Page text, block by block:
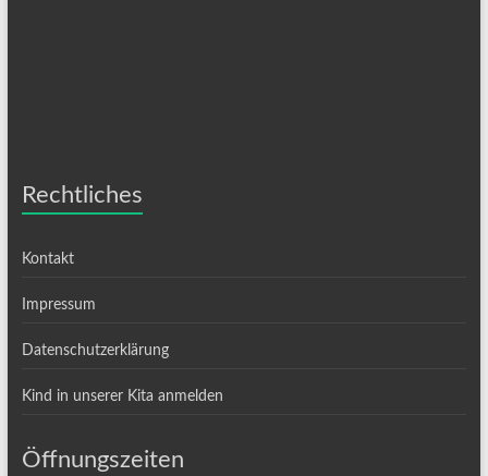
Rechtliches
Kontakt
Impressum
Datenschutzerklärung
Kind in unserer Kita anmelden
Öffnungszeiten